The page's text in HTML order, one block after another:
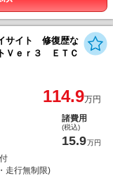
サイト 修復歴な
Ｖｅｒ３ ＥＴＣ
114.9万円
諸費用
(税込)
15.9万円
走行無制限)